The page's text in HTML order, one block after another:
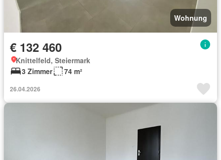
Wohnung
€ 132 460
Knittelfeld, Steiermark
3 Zimmer
74 m²
26.04.2026